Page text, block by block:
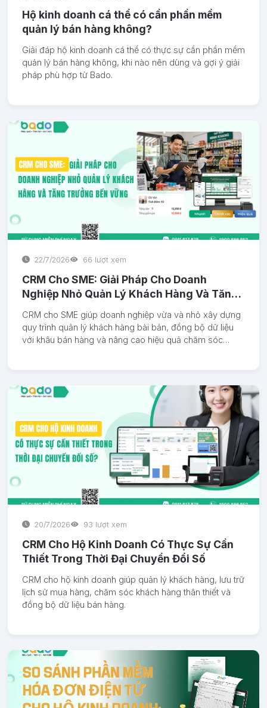
Hộ kinh doanh cá thể có cần phần mềm
quản lý bán hàng không?
Giải đáp hộ kinh doanh cá thể có thực sự cần phần mềm
quản lý bán hàng không, khi nào nên dùng và gợi ý giải
pháp phù hợp từ Bado.
22/7/2026 66 lượt xem
CRM Cho SME: Giải Pháp Cho Doanh
Nghiệp Nhỏ Quản Lý Khách Hàng Và Tăng
CRM cho SME giúp doanh nghiệp vừa và nhỏ xây dựng
quy trình quản lý khách hàng bài bản, đồng bộ dữ liệu
với khâu bán hàng và nâng cao hiệu quả chăm sóc
20/7/2026 93 lượt xem
CRM Cho Hộ Kinh Doanh Có Thực Sự Cần
Thiết Trong Thời Đại Chuyển Đổi Số
CRM cho hộ kinh doanh giúp quản lý khách hàng, lưu trữ
lịch sử mua hàng, chăm sóc khách hàng thân thiết và
đồng bộ dữ liệu bán hàng.